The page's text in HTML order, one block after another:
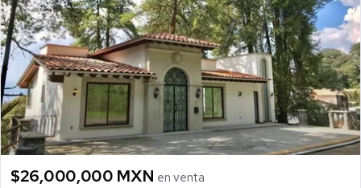
$26,000,000 MXN en venta